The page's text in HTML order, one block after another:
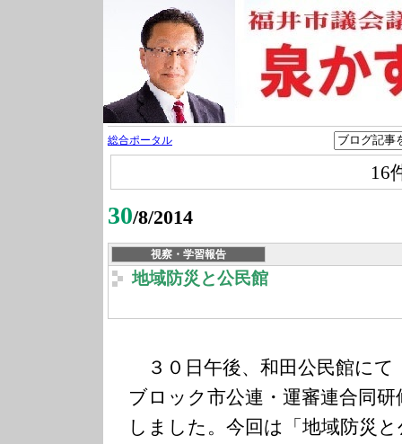
総合ポータル
16
30/8/2014
視察・学習報告
地域防災と公民館
３０日午後、和田公民館にて
ブロック市公連・運審連合同
しました。今回は「地域防災